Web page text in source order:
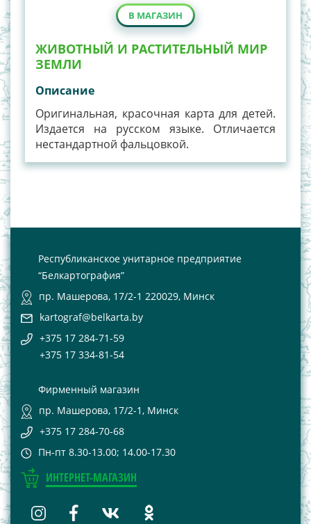
В МАГАЗИН
ЖИВОТНЫЙ И РАСТИТЕЛЬНЫЙ МИР
ЗЕМЛИ
Описание
Оригинальная, красочная карта для детей.
Издается на русском языке. Отличается
нестандартной фальцовкой.
Республиканское унитарное предприятие
“Белкартография”
пр. Машерова, 17/2-1 220029, Минск
kartograf@belkarta.by
+375 17 284-71-59
+375 17 334-81-54
Фирменный магазин
пр. Машерова, 17/2-1, Минск
+375 17 284-70-68
Пн-пт 8.30-13.00; 14.00-17.30
ИНТЕРНЕТ-МАГАЗИН